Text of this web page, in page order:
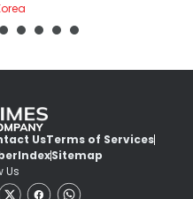
UsTerms of Services
IndexSitemap
Us